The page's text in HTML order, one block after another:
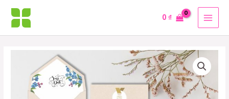
Nhảy
0 ₫
Offset